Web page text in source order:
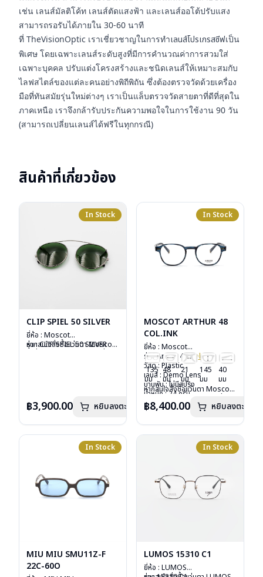
เช่น เลนส์มัลติโค้ท เลนส์ตัดแสงฟ้า และเลนส์ออโต้ปรับแสง
สามารถรอรับได้ภายใน 30-60 นาที
ที่ TheVisionOptic เราเชี่ยวชาญในการทำเลนส์โปรเกรสซีฟเป็น
พิเศษ โดยเฉพาะเลนส์ระดับสูงที่มีการคำนวณค่าการสวมใส่
เฉพาะบุคคล ปรับแต่งโครงสร้างและชนิดเลนส์ให้เหมาะสมกับ
ไลฟสไตล์ของแต่ละคนอย่างพิถีพิถัน ซึ่งต้องตรวจวัดด้วยเครื่อง
มือที่ทันสมัยรุ่นใหม่ต่างๆ เราเป็นแล็บตรวจวัดสายตาที่ดีที่สุดใน
ภาคเหนือ เราจึงกล้ารับประกันความพอใจในการใช้งาน 90 วัน
(สามารถเปลี่ยนเลนส์ได้ฟรีในทุกกรณี)
สินค้าที่เกี่ยวข้อง
In Stock
CLIP SPIEL 50 SILVER
ยี่ห้อ : Moscot
รุ่น : CLIP SPIEL 50 SILVER
การรับประกัน : 1 ปี
หากสนใจสั่งชื้อแว่นตา Moscot
฿3,900.00 หยิบลงตะกร้า
In Stock
MOSCOT ARTHUR 48
COL.INK
ยี่ห้อ : Moscot
รุ่น : Arthur 48Col.ink
วัสดุ : Plastic
เลนส์ : Demo Lens
บานพับ : ไม่มีสปริง
น้ำหนัก : 24 กรัม
อุปกรณ์ : กล่องแว่น, กล่อง
กระดาษ, ผ้าเช็ดแว่น
การรับประกัน : 1 ปี
135
มม
48
มม
21
มม
145
มม
40
มม
หากสนใจสั่งชื้อแว่นตา Moscot
ลงไว้กรุณาติดต่อเราคลิก
฿8,400.00 หยิบลงตะกร้า
In Stock
MIU MIU SMU11Z-F
22C-60O
In Stock
LUMOS 15310 C1
ยี่ห้อ : LUMOS